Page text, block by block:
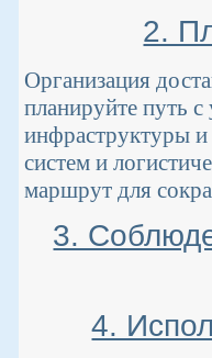
2.
Организация
планируйте путь
инфраструктуры
систем и
маршрут для
3.
4.